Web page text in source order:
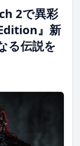
2で異彩
』新
る伝説を